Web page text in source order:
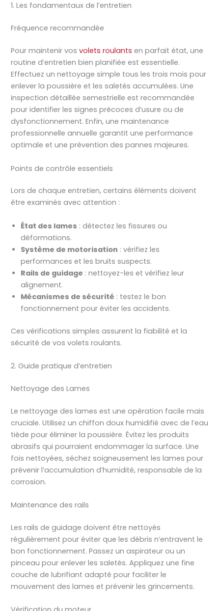
1. Les fondamentaux de l’entretien
Fréquence recommandée
Pour maintenir vosvolets roulants en parfait état, une
routine d’entretien bien planifiée est essentielle.
Effectuez un nettoyage simple tous les trois mois pour
enlever la poussière et les saletés accumulées. Une
inspection détaillée semestrielle est recommandée
pour identifier les signes précoces d’usure ou de
dysfonctionnement. Enfin, une maintenance
professionnelle annuelle garantit une performance
optimale et une prévention des pannes majeures.
Points de contrôle essentiels
Lors de chaque entretien, certains éléments doivent
être examinés avec attention :
État des lames : détectez les fissures ou
déformations.
Système de motorisation : vérifiez les
performances et les bruits suspects.
Rails de guidage : nettoyez-les et vérifiez leur
alignement.
Mécanismes de sécurité : testez le bon
fonctionnement pour éviter les accidents.
Ces vérifications simples assurent la fiabilité et la
sécurité de vos volets roulants.
2. Guide pratique d’entretien
Nettoyage des Lames
Le nettoyage des lames est une opération facile mais
cruciale. Utilisez un chiffon doux humidifié avec de l’eau
tiède pour éliminer la poussière. Évitez les produits
abrasifs qui pourraient endommager la surface. Une
fois nettoyées, séchez soigneusement les lames pour
prévenir l’accumulation d’humidité, responsable de la
corrosion.
Maintenance des rails
Les rails de guidage doivent être nettoyés
régulièrement pour éviter que les débris n’entravent le
bon fonctionnement. Passez un aspirateur ou un
pinceau pour enlever les saletés. Appliquez une fine
couche de lubrifiant adapté pour faciliter le
mouvement des lames et prévenir les grincements.